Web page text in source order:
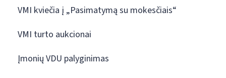
VMI kviečia į „Pasimatymą su mokesčiais“
VMI turto aukcionai
Įmonių VDU palyginimas